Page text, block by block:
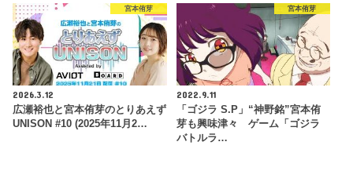
宮本侑芽
2026.3.12
広瀬裕也と宮本侑芽のとりあえず
UNISON #10 (2025年11月2…
宮本侑芽
2022.9.11
「ゴジラ S.P」“神野銘”宮本侑
芽も興味津々 ゲーム「ゴジラ
バトルラ…